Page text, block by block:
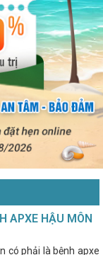
APXE HẬU MÔN
có phải là bệnh apxe